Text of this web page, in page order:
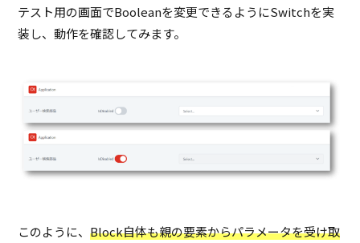
テスト用の画面でBooleanを変更できるようにSwitchを実
装し、動作を確認してみます。
このように、Block自体も親の要素からパラメータを受け取